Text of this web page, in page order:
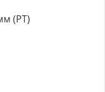
(РТ)